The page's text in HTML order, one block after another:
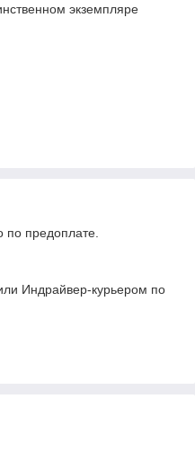
экземпляре
по предоплате.
Индрайвер-курьером по